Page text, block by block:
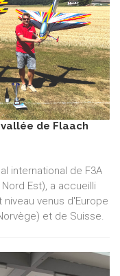
de Flaach
international de F3A
Est), a accueilli
venus d'Europe
et de Suisse.